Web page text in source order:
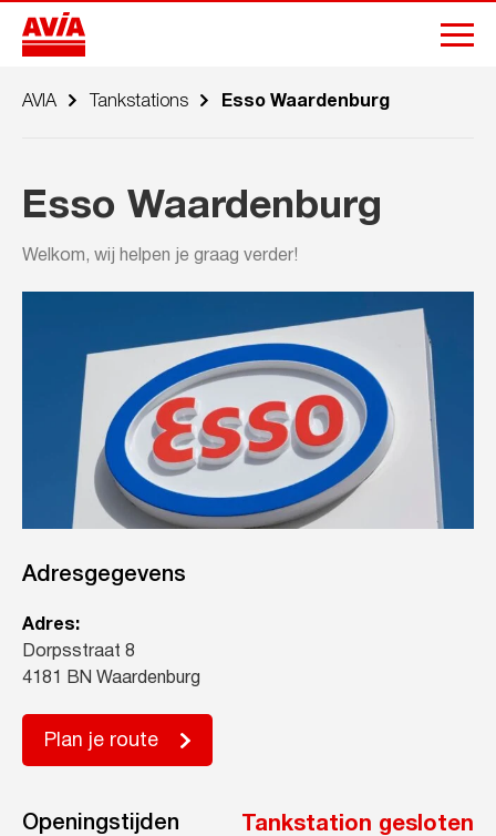
AVIA Tankstations Esso Waardenburg
Esso Waardenburg
Welkom, wij helpen je graag verder!
Adresgegevens
Adres:
Dorpsstraat 8
4181 BN Waardenburg
Plan je route
Openingstijden Tankstation gesloten